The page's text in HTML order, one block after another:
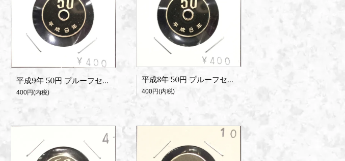
平成9年 50円 プルーフセット出し
400円(内税)
平成8年 50円 プルーフセット出し
400円(内税)